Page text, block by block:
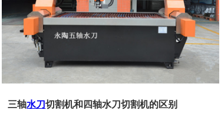
联系永陶
三轴水刀切割机和四轴水刀切割机的区别